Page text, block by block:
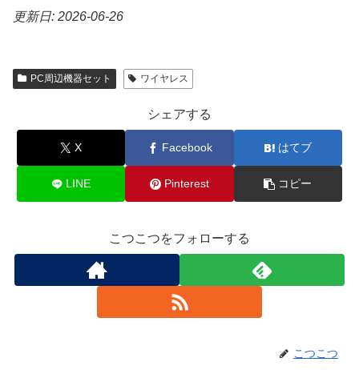
更新日: 2026-06-26
PC周辺機器セット ワイヤレス
シェアする
X Facebook はてブ
LINE Pinterest コピー
こつこつをフォローする
こつこつ